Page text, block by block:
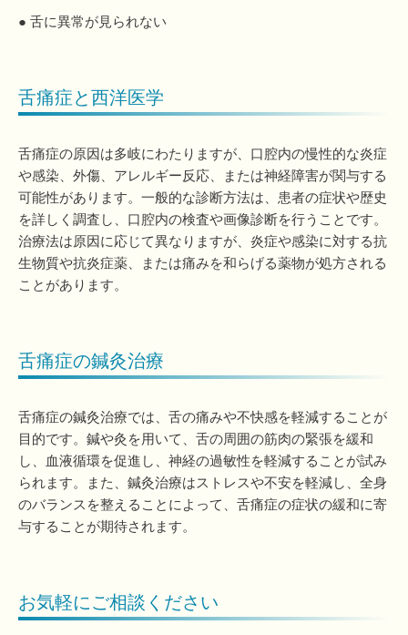
● 舌に異常が見られない
舌痛症と西洋医学
舌痛症の原因は多岐にわたりますが、口腔内の慢性的な炎症
や感染、外傷、アレルギー反応、または神経障害が関与する
可能性があります。一般的な診断方法は、患者の症状や歴史
を詳しく調査し、口腔内の検査や画像診断を行うことです。
治療法は原因に応じて異なりますが、炎症や感染に対する抗
生物質や抗炎症薬、または痛みを和らげる薬物が処方される
ことがあります。
舌痛症の鍼灸治療
舌痛症の鍼灸治療では、舌の痛みや不快感を軽減することが
目的です。鍼や灸を用いて、舌の周囲の筋肉の緊張を緩和
し、血液循環を促進し、神経の過敏性を軽減することが試み
られます。また、鍼灸治療はストレスや不安を軽減し、全身
のバランスを整えることによって、舌痛症の症状の緩和に寄
与することが期待されます。
お気軽にご相談ください